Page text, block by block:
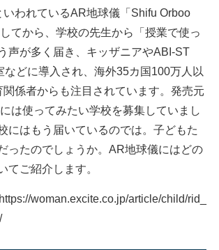
われているAR地球儀「Shifu Orboo
てから、学校の先生から「授業で使っ
声が多く届き、キッザニアやABI-ST
などに導入され、海外35カ国100万人以
関係者からも注目されています。発売元
は使ってみたい学校を募集していまし
にはもう届いているのでは。子どもた
ったのでしょうか。AR地球儀にはどの
てご紹介します。
woman.excite.co.jp/article/child/rid_